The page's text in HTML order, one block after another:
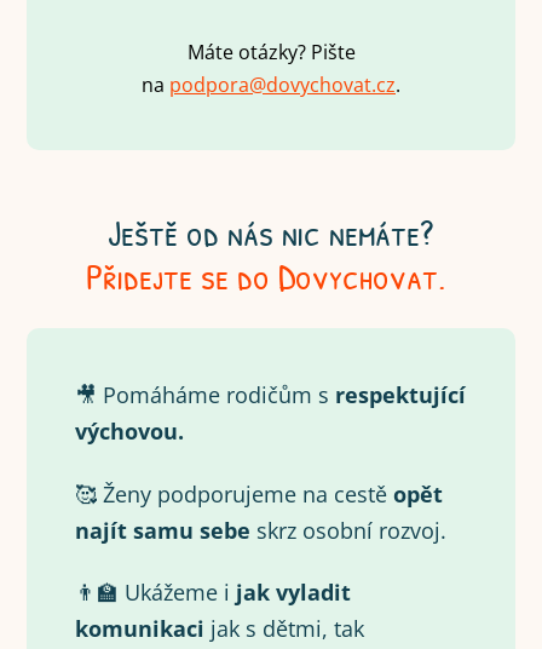
Máte otázky? Pište
na podpora@dovychovat.cz.
Ještě od nás nic nemáte?
Přidejte se do Dovychovat.
🎥 Pomáháme rodičům s respektující
výchovou.
🥰 Ženy podporujeme na cestěopět
najít samu sebe skrz osobní rozvoj.
👨‍🏫 Ukážeme i jak vyladit
komunikaci jak s dětmi, tak